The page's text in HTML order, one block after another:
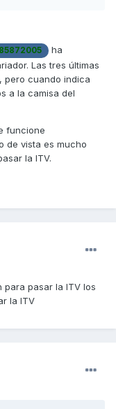
ha
Las tres últimas
pero cuando indica
a la camisa del
funcione
de vista es mucho
la ITV.
para pasar la ITV los
la ITV